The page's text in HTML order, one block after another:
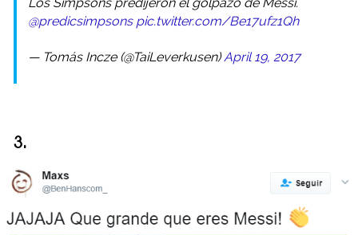
@predicsimpsons pic.twitter.com/Be17ufz1Qh
— Tomás Incze (@TaiLeverkusen)April 19, 2017
3.